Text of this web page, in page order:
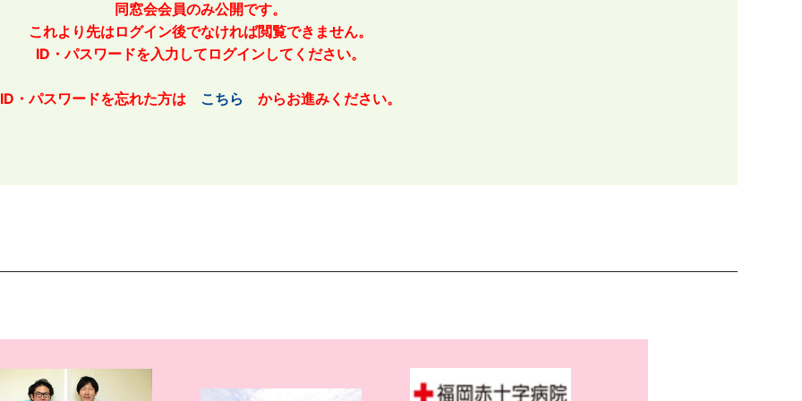
同窓会会員のみ公開です。
これより先はログイン後でなければ閲覧できません。
ID・パスワードを入力してログインしてください。
ID・パスワードを忘れた方は こちら からお進みください。